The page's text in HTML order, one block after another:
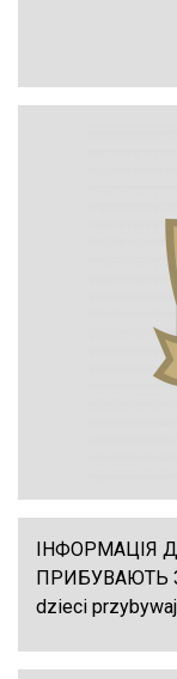
ІНФОРМАЦІЯ
ПРИБУВАЮТЬ
dzieci